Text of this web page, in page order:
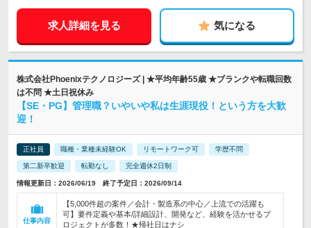
求人詳細を見る 気になる
株式会社Phoenixテクノロジーズ | ★平均年齢55歳 ★ブランクや転職回数
は不問 ★土日祝休み
【SE・PG】管理職？いやいや私は生涯現役！という方を大歓
迎！
正社員 職種・業種未経験OK リモートワーク可 学歴不問
第二新卒歓迎 転勤なし 完全週休2日制
情報更新日：2026/06/19 終了予定日：2026/09/14
仕事内容
【5,000件超の案件／会計・製造系の中心／上流での活躍も
可】要件定義や基本/詳細設計、開発など、経験を活かせるプ
ロジェクトが多数！★帰社日はナシ